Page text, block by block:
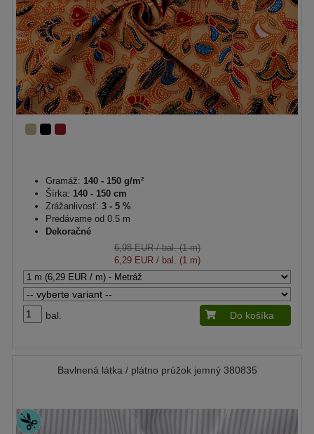
Gramáž: 140 - 150 g/m²
Šírka: 140 - 150 cm
Zrážanlivosť: 3 - 5 %
Predávame od 0.5 m
Dekoračné
6,98 EUR/ bal. (1 m)
6,29 EUR/ bal. (1 m)
bal. Do košíka
Bavlnená látka / plátno prúžok jemný 380835